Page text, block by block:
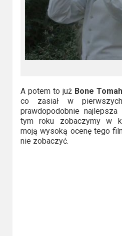
A potem to już Bone
co zasiał w
prawdopodobnie
tym roku zobaczymy w
moją wysoką ocenę tego
nie zobaczyć.